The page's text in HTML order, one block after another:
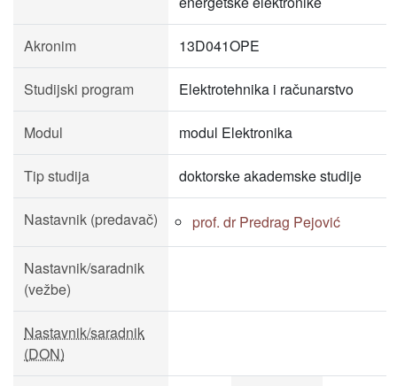
Akronim 13D041OPE
Studijski program Elektrotehnika i računarstvo
Modul modul Elektronika
Tip studija doktorske akademske studije
Nastavnik (predavač) prof. dr Predrag Pejović
Nastavnik/saradnik
(vežbe)
Nastavnik/saradnik
(DON)